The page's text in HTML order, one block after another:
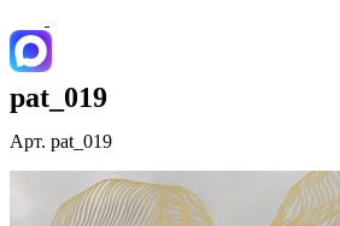
pat_019
Арт. pat_019